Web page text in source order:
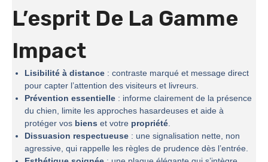
L’esprit De La Gamme
Impact
Lisibilité à distance : contraste marqué et message direct
pour capter l’attention des visiteurs et livreurs.
Prévention essentielle : informe clairement de la présence
du chien, limite les approches hasardeuses et aide à
protéger vos biens et votre propriété.
Dissuasion respectueuse : une signalisation nette, non
agressive, qui rappelle les règles de prudence dès l’entrée.